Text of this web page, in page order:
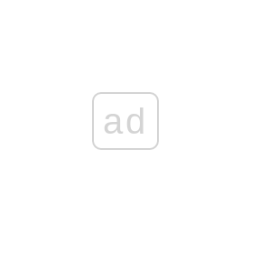
Mango Ice-Cream ไม่ต้องใช้เครื่องปั่นก็ทำได้นะ
Milk Almond Ice-Cream
ad